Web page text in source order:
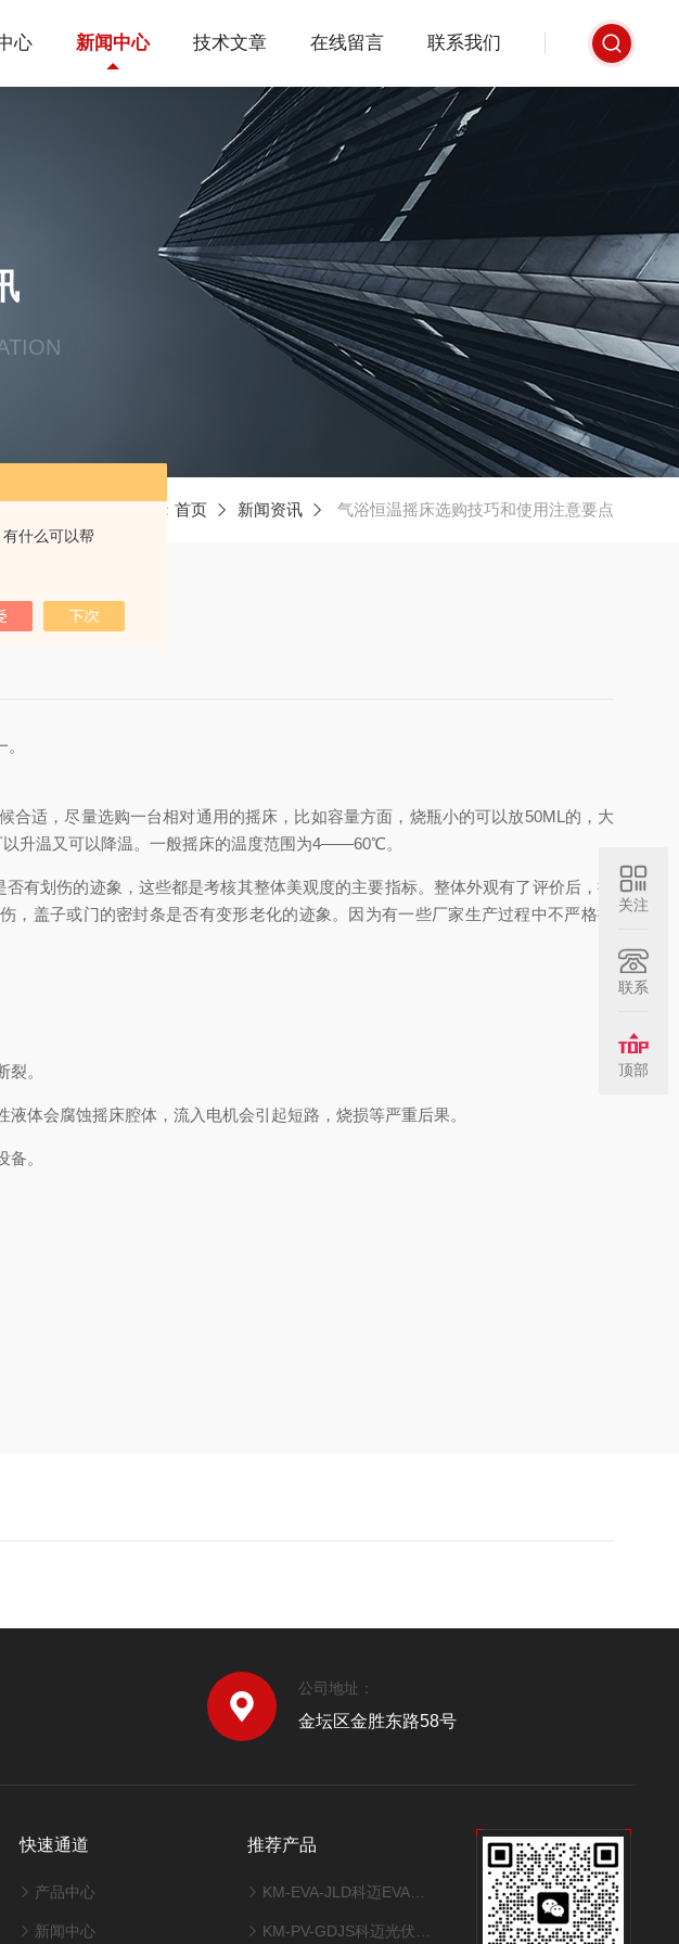
什么可以帮
心 新闻中心 技术文章 在线留言 联系我们
当前位置： 首页 新闻资讯 气浴恒温摇床选购技巧和使用注意要点
合适，尽量选购一台相对通用的摇床，比如容量方面，烧瓶小的可以放50ML的，大
升温又可以降温。一般摇床的温度范围为4——60℃。
有划伤的迹象，这些都是考核其整体美观度的主要指标。整体外观有了评价后，接
盖子或门的密封条是否有变形老化的迹象。因为有一些厂家生产过程中不严格把
。
体会腐蚀摇床腔体，流入电机会引起短路，烧损等严重后果。
。
公司地址：
金坛区金胜东路58号
快速通道
产品中心
新闻中心
推荐产品
KM-EVA-JLD科迈EVA交联度测试系统
KM-PV-GDJS科迈光伏组件热循环-湿热-湿冻试验箱
关注
联系
顶部